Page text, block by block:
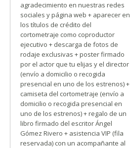
agradecimiento en nuestras redes
sociales y página web + aparecer en
los títulos de crédito del
cortometraje como coproductor
ejecutivo + descarga de fotos de
rodaje exclusivas + poster firmado
por el actor que tu elijas y el director
(envío a domicilio o recogida
presencial en uno de los estrenos) +
camiseta del cortometraje (envío a
domicilio o recogida presencial en
uno de los estrenos) + regalo de un
libro firmado del escritor Ángel
Gómez Rivero + asistencia VIP (fila
reservada) con un acompañante al